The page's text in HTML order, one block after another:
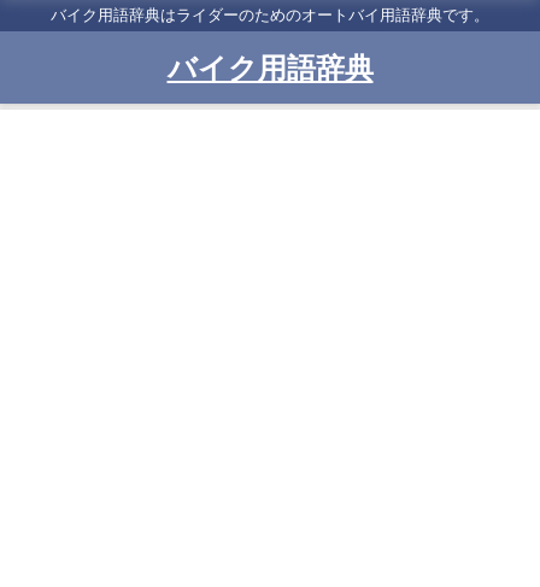
バイク用語辞典はライダーのためのオートバイ用語辞典です。
バイク用語辞典